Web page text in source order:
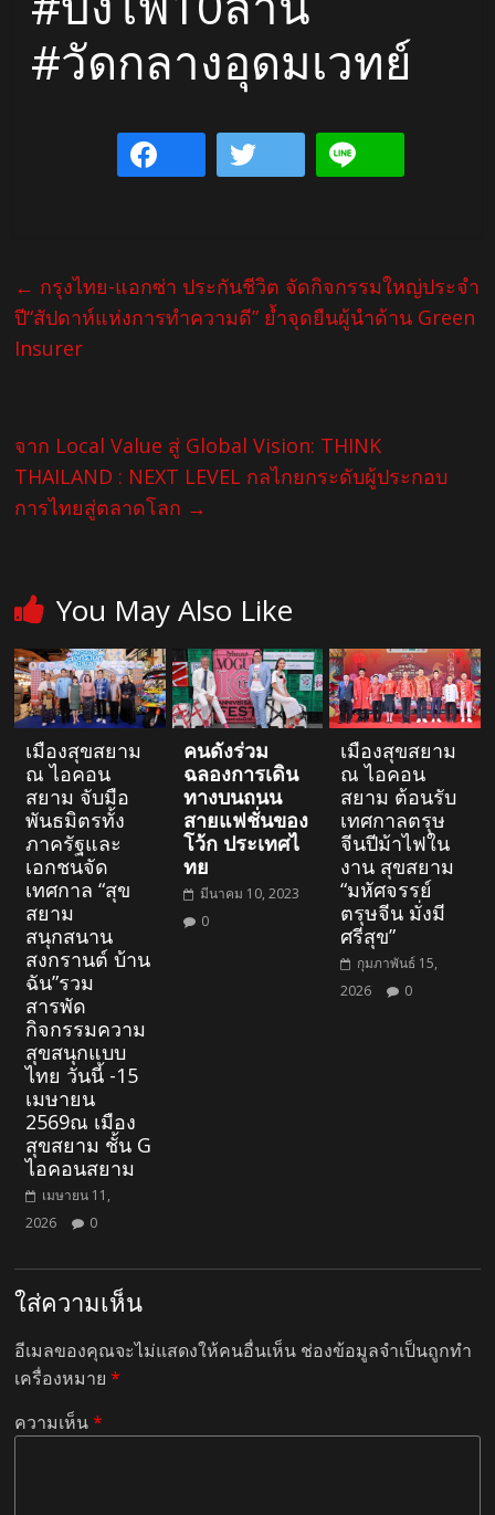
#วัดกลางอุดมเวทย์
← กรุงไทย-แอกซ่า ประกันชีวิต จัดกิจกรรมใหญ่ประจำ
ปี“สัปดาห์แห่งการทำความดี” ย้ำจุดยืนผู้นำด้าน Green
Insurer
จาก Local Value สู่ Global Vision: THINK
THAILAND : NEXT LEVEL กลไกยกระดับผู้ประกอบ
การไทยสู่ตลาดโลก →
You May Also Like
เมืองสุขสยาม
ณ ไอคอน
สยาม จับมือ
พันธมิตรทั้ง
ภาครัฐและ
เอกชนจัด
เทศกาล “สุข
สยาม
สนุกสนาน
สงกรานต์ บ้าน
ฉัน”รวม
สารพัด
กิจกรรมความ
สุขสนุกแบบ
ไทย วันนี้ -15
เมษายน
2569ณ เมือง
สุขสยาม ชั้น G
ไอคอนสยาม
เมษายน 11,
2026
0
คนดังร่วม
ฉลองการเดิน
ทางบนถนน
สายแฟชั่นของ
โว้กประเทศไ
ทย
มีนาคม 10, 2023
0
เมืองสุขสยาม
ณ ไอคอน
สยาม ต้อนรับ
เทศกาลตรุษ
จีนปีม้าไฟใน
งาน สุขสยาม
“มหัศจรรย์
ตรุษจีน มั่งมี
ศรีสุข”
กุมภาพันธ์ 15,
2026
0
ใส่ความเห็น
อีเมลของคุณจะไม่แสดงให้คนอื่นเห็น ช่องข้อมูลจำเป็นถูกทำ
เครื่องหมาย*
ความเห็น*